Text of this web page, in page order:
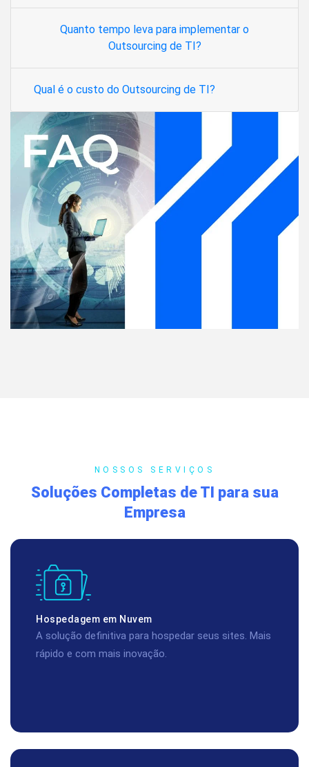
Quanto tempo leva para implementar o
Outsourcing de TI?
Qual é o custo do Outsourcing de TI?
NOSSOS SERVIÇOS
Soluções Completas de TI para sua
Empresa
Hospedagem em Nuvem
A solução definitiva para hospedar seus sites. Mais
rápido e com mais inovação.